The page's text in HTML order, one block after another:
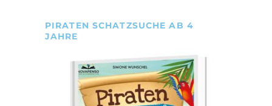
PIRATEN SCHATZSUCHE AB 4
JAHRE